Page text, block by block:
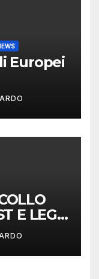
Europei
E LEGA